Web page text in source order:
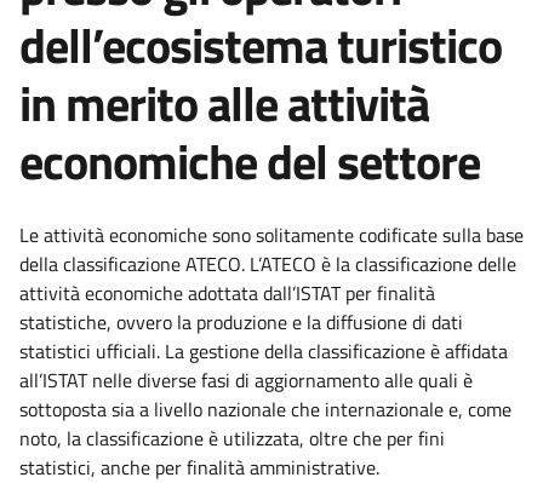
dell’ecosistema turistico
in merito alle attività
economiche del settore
Le attività economiche sono solitamente codificate sulla base
della classificazione ATECO. L’ATECO è la classificazione delle
attività economiche adottata dall’ISTAT per finalità
statistiche, ovvero la produzione e la diffusione di dati
statistici ufficiali. La gestione della classificazione è affidata
all’ISTAT nelle diverse fasi di aggiornamento alle quali è
sottoposta sia a livello nazionale che internazionale e, come
noto, la classificazione è utilizzata, oltre che per fini
statistici, anche per finalità amministrative.